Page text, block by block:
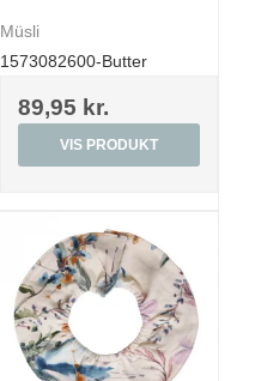
Müsli
1573082600-Butter
89,95 kr.
VIS PRODUKT